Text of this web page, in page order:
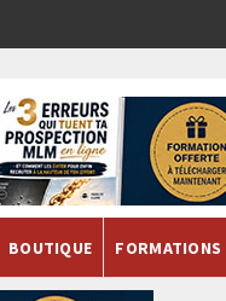
BOUTIQUE FORMATIONS